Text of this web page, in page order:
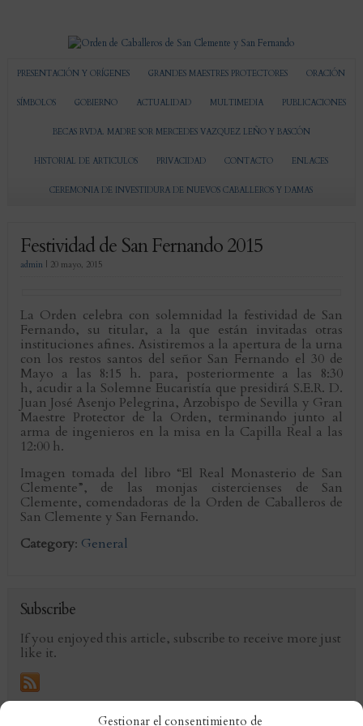
Gestionar el consentimiento de
PRESENTACIÓN Y ORÍGENES GRANDES MAESTRES PROTECTORES ORACIÓN
SÍMBOLOS GOBIERNO ACTUALIDAD MULTIMEDIA PUBLICACIONES
BECAS RVDA. MADRE SOR MERCEDES VAZQUEZ LEÑO Y BASCÓN
HISTORIAL DE ARTICULOS PRIVACIDAD CONTACTO ENLACES
CEREMONIA DE INVESTIDURA DE NUEVOS CABALLEROS Y DAMAS
Festividad de San Fernando 2015
admin | 20 mayo, 2015
La Orden celebra con solemnidad la festividad de San
Fernando, su titular, a la que están invitadas otras
instituciones afines. Asistiremos a la apertura de la urna
con los restos santos del señor San Fernando el 30 de
Mayo a las 8:15 h. para, posteriormente a las 8:30
h, acudir a la Solemne Eucaristía que presidirá S.E.R. D.
Juan José Asenjo Pelegrina, Arzobispo de Sevilla y Gran
Maestre Protector de la Orden, terminando junto al
arma de ingenieros en la misa en la Capilla Real a las
12:00h.
Imagen tomada del libro “El Real Monasterio de San
Clemente”, de las monjas cistercienses de San
Clemente, comendadoras de la Orden de Caballeros de
San Clemente y San Fernando.
Category: General
Subscribe
If you enjoyed this article, subscribe to receive more just
like it.